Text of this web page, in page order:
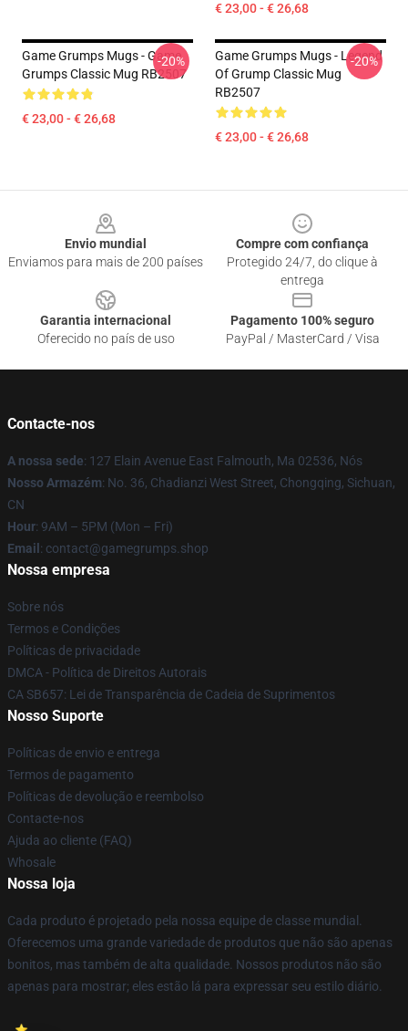
€ 23,00 - € 26,68
Game Grumps Mugs - Game
Grumps Classic Mug RB2507
€ 23,00 - € 26,68
-20%
Game Grumps Mugs - Legend
Of Grump Classic Mug
RB2507
€ 23,00 - € 26,68
-20%
Envio mundial
Enviamos para mais de 200 países
Compre com confiança
Protegido 24/7, do clique à
entrega
Garantia internacional
Oferecido no país de uso
Pagamento 100% seguro
PayPal / MasterCard / Visa
Contacte-nos
A nossa sede: 127 Elain Avenue East Falmouth, Ma 02536, Nós
Nosso Armazém: No. 36, Chadianzi West Street, Chongqing, Sichuan,
CN
Hour: 9AM – 5PM (Mon – Fri)
Email : contact@gamegrumps.shop
Nossa empresa
Sobre nós
Termos e Condições
Políticas de privacidade
DMCA - Política de Direitos Autorais
CA SB657: Lei de Transparência de Cadeia de Suprimentos
Nosso Suporte
Políticas de envio e entrega
Termos de pagamento
Políticas de devolução e reembolso
Contacte-nos
Ajuda ao cliente (FAQ)
Whosale
Nossa loja
Cada produto é projetado pela nossa equipe de classe mundial.
Oferecemos uma grande variedade de produtos que não são apenas
bonitos, mas também de alta qualidade. Nossos produtos não são
apenas para mostrar; eles estão lá para expressar seu estilo diário.